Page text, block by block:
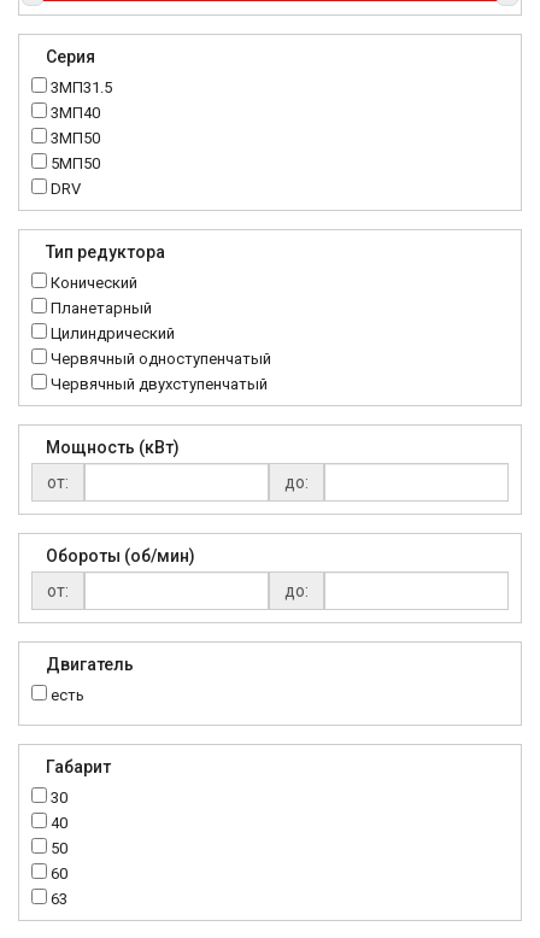
Серия
3МП31.5
3МП40
3МП50
5МП50
DRV
K..DR
MTC
NMRV
RC
Тип редуктора
Конический
Планетарный
Цилиндрический
Червячный одноступенчатый
Червячный двухступенчатый
Мощность (кВт)
от:
до:
Обороты (об/мин)
от:
до:
Двигатель
есть
Габарит
30
40
50
60
63
70